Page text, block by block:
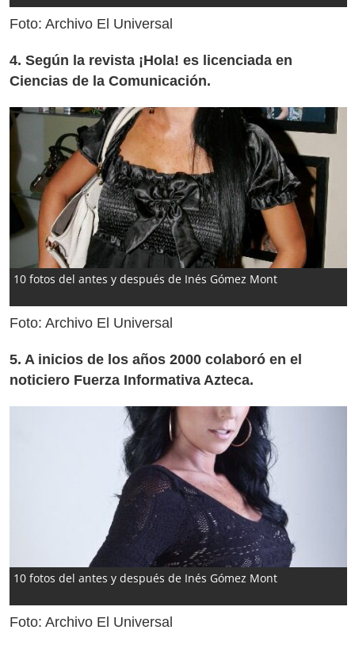
Foto: Archivo El Universal
4. Según la revista ¡Hola! es licenciada en
Ciencias de la Comunicación.
10 fotos del antes y después de Inés Gómez Mont
Foto: Archivo El Universal
5. A inicios de los años 2000 colaboró en el
noticiero Fuerza Informativa Azteca.
10 fotos del antes y después de Inés Gómez Mont
Foto: Archivo El Universal